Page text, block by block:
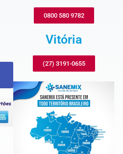
0800 580 9782
Vitória
(27) 3191-0655